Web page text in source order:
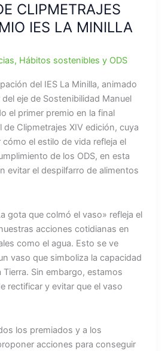
CLIPMETRAJES
IES LA MINILLA
, Hábitos sostenibles y ODS
del IES La Minilla, animado
eje de Sostenibilidad Manuel
el primer premio en la final
de Clipmetrajes XIV edición, cuya
el estilo de vida refleja el
de los ODS, en esta
evitar el despilfarro de alimentos
gota que colmó el vaso» refleja el
acciones cotidianas en
como el agua. Esto se ve
vaso que simboliza la capacidad
Sin embargo, estamos
rectificar y evitar que el vaso
los premiados y a los
acciones para conseguir